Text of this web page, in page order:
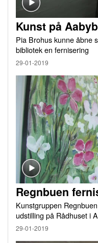
Kunst på
Pia Brohus kunne åbne
bibliotek en fernisering
29-01-2019
Regnbuen
Kunstgruppen
udstilling på Rådhuset i
29-01-2019